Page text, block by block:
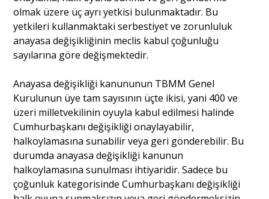
olmak üzere üç ayrı yetkisi bulunmaktadır. Bu
yetkileri kullanmaktaki serbestiyet ve zorunluluk
anayasa değişikliğinin meclis kabul çoğunluğu
sayılarına göre değişmektedir.
Anayasa değişikliği kanununun TBMM Genel
Kurulunun üye tam sayısının üçte ikisi, yani 400 ve
üzeri milletvekilinin oyuyla kabul edilmesi halinde
Cumhurbaşkanı değişikliği onaylayabilir,
halkoylamasına sunabilir veya geri gönderebilir. Bu
durumda anayasa değişikliği kanunun
halkoylamasına sunulması ihtiyaridir. Sadece bu
çoğunluk kategorisinde Cumhurbaşkanı değişikliği